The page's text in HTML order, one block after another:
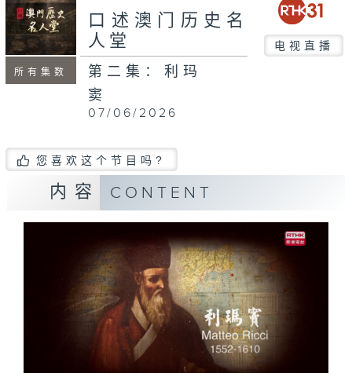
所有集数
口述澳门历史名
人堂
电视直播
第二集：利玛
窦
07/06/2026
您喜欢这个节目吗?
内容 CONTENT